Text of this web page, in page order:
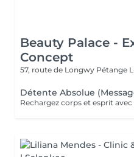
Beauty Palace -
Concept
57, route de Longwy Pétange
Détente Absolue